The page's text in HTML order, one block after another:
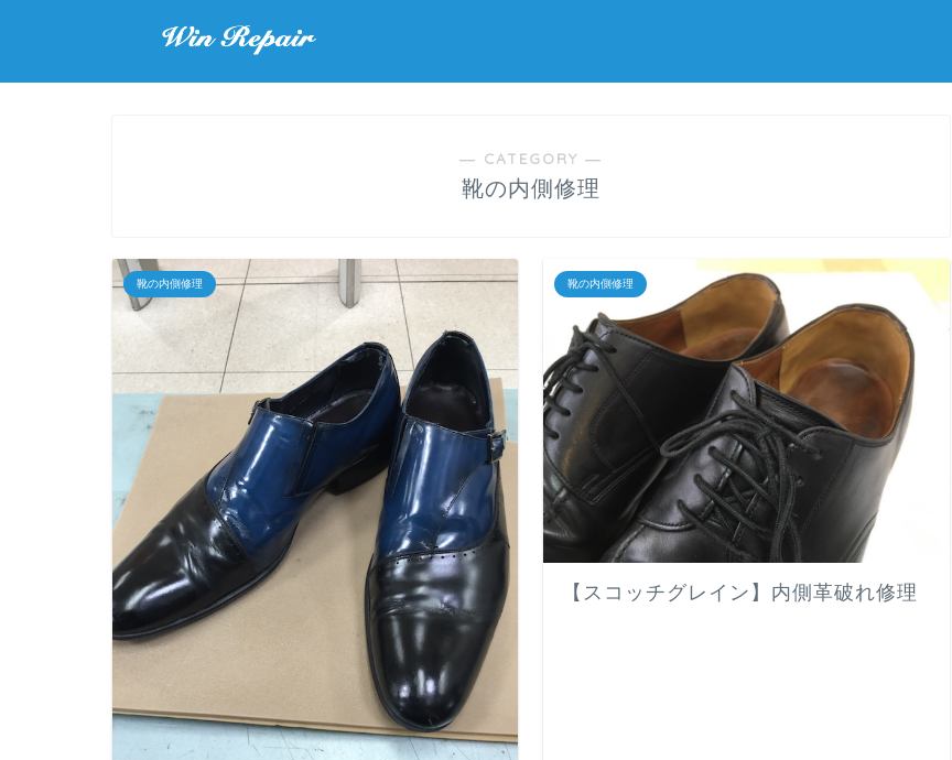
― CATEGORY ―
靴の内側修理
靴の内側修理 靴の内側修理
【スコッチグレイン】内側革破れ修理